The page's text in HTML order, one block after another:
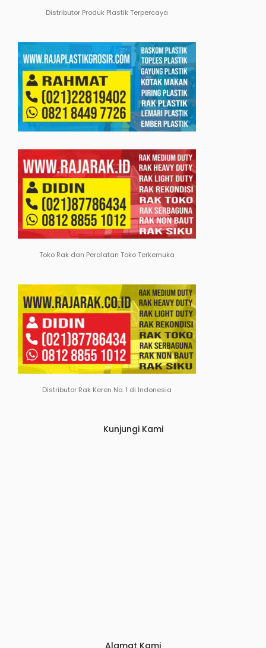
Distributor Produk Plastik Terpercaya
Toko Rak dan Peralatan Toko Terkemuka
Distributor Rak Keren No. 1 di Indonesia
Kunjungi Kami